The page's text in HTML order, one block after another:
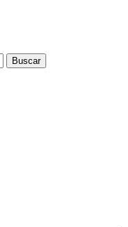
Buscar